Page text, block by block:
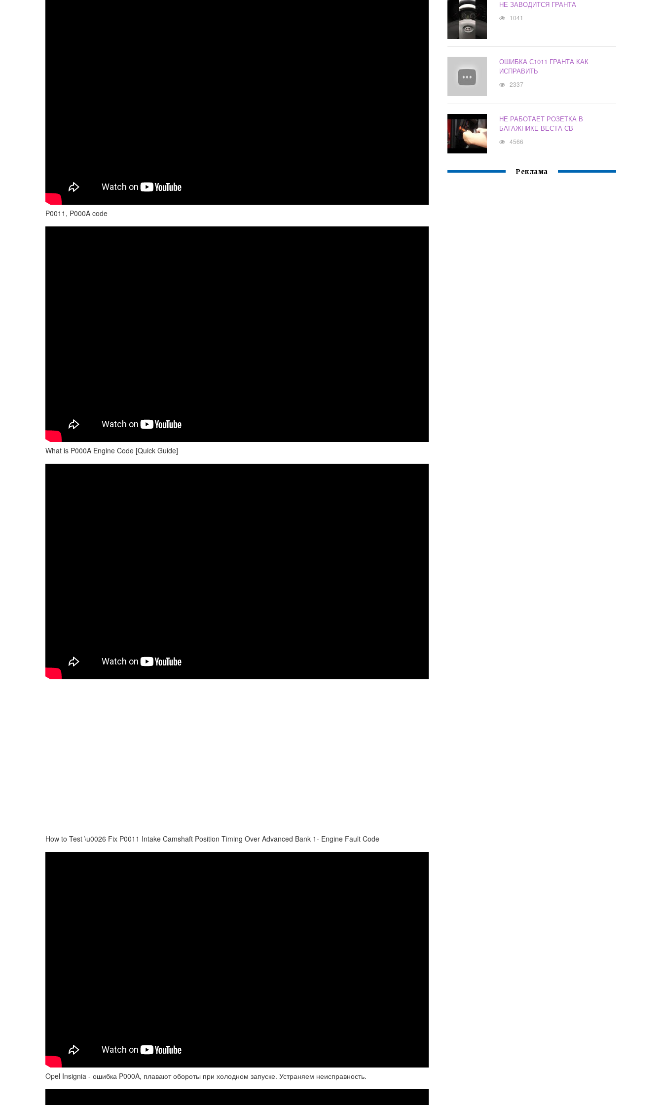
P0011, P000A code
What is P000A Engine Code [Quick Guide]
How to Test \u0026 Fix P0011 Intake Camshaft Position Timing Over Advanced Bank 1- Engine Fault Code
Opel Insignia - ошибка P000A, плавают обороты при холодном запуске. Устраняем неисправность.
НЕ ЗАВОДИТСЯ ГРАНТА
1041
ОШИБКА С1011 ГРАНТА КАК
ИСПРАВИТЬ
2337
НЕ РАБОТАЕТ РОЗЕТКА В
БАГАЖНИКЕ ВЕСТА СВ
4566
Реклама